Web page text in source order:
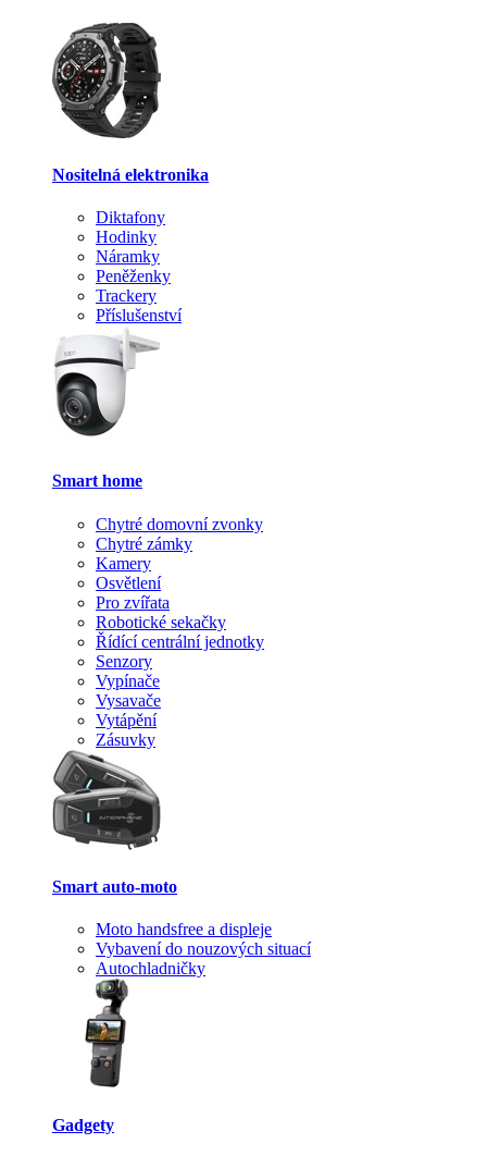
Nositelná elektronika
Diktafony
Hodinky
Náramky
Peněženky
Trackery
Příslušenství
Smart home
Chytré domovní zvonky
Chytré zámky
Kamery
Osvětlení
Pro zvířata
Robotické sekačky
Řídící centrální jednotky
Senzory
Vypínače
Vysavače
Vytápění
Zásuvky
Smart auto-moto
Moto handsfree a displeje
Vybavení do nouzových situací
Autochladničky
Gadgety